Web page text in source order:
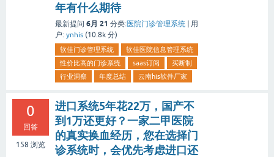
年有什么期待
最新提问 6月 21 分类:医院门诊管理系统 | 用
户: ynhis (10.8k 分)
软佳门诊管理系统
软佳医院信息管理系统
性价比高的门诊系统
saas订阅
买断制
行业洞察
年度总结 云南his软件厂家
0
回答
158 浏览
进口系统5年花22万，国产不
到1万还更好？一家二甲医院
的真实换血经历，您在选择门
诊系统时，会优先考虑进口还